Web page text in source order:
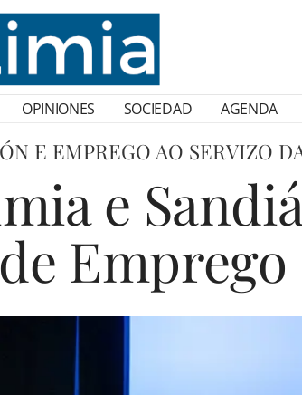
OPINIONES SOCIEDAD AGENDA
E EMPREGO AO SERVIZO
e
Emprego